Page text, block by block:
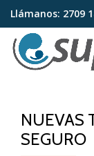
Saltar
contenido
Llámanos: 2709
NUEVAS
SEGURO